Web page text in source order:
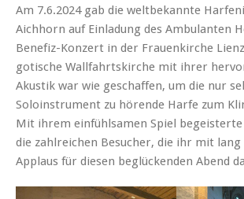
Am 7.6.2024 gab die weltbekannte
Aichhorn auf Einladung des Ambulanten
Benefiz-Konzert in der Frauenkirche
gotische Wallfahrtskirche mit ihrer
Akustik war wie geschaffen, um die nur
Soloinstrument zu hörende Harfe zum
Mit ihrem einfühlsamen Spiel
die zahlreichen Besucher, die ihr mit
Applaus für diesen beglückenden Abend